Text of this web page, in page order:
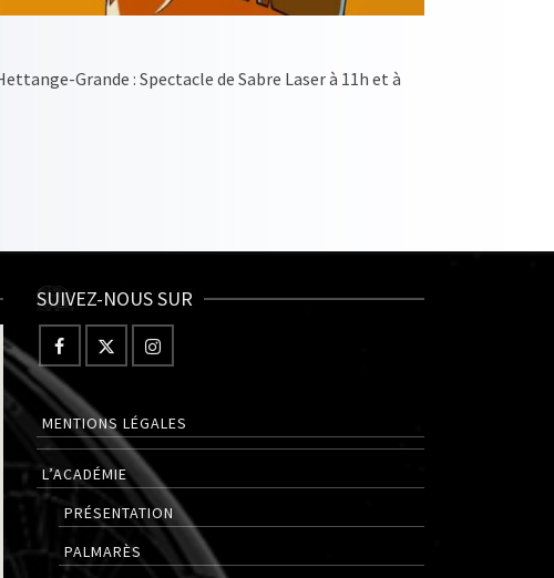
Grande : Spectacle de Sabre Laser à 11h et à
SUIVEZ-NOUS SUR
MENTIONS LÉGALES
L’ACADÉMIE
PRÉSENTATION
PALMARÈS